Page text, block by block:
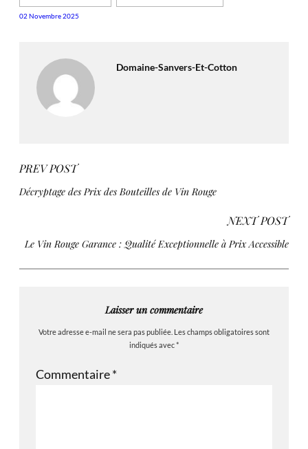
02 Novembre 2025
Domaine-Sanvers-Et-Cotton
PREV POST
Décryptage des Prix des Bouteilles de Vin Rouge
NEXT POST
Le Vin Rouge Garance : Qualité Exceptionnelle à Prix Accessible
Laisser un commentaire
Votre adresse e-mail ne sera pas publiée. Les champs obligatoires sont
indiqués avec*
Commentaire*